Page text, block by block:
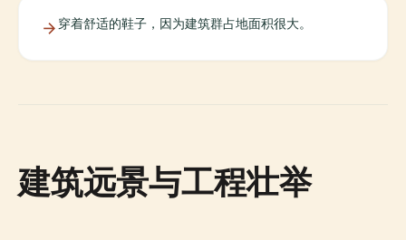
穿着舒适的鞋子，因为建筑群占地面积很大。
建筑远景与工程壮举